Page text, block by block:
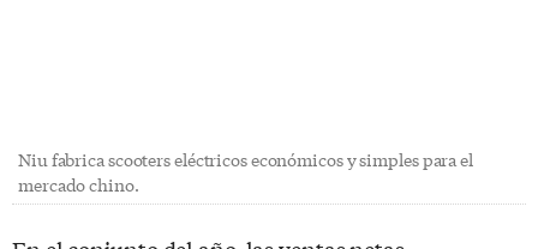
Niu fabrica scooters eléctricos económicos y simples para el
mercado chino.